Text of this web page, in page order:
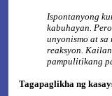
Ispontanyong
kabuhayan.
unyonismo at
reaksyon.
pampulitikang
Tagapaglikha ng